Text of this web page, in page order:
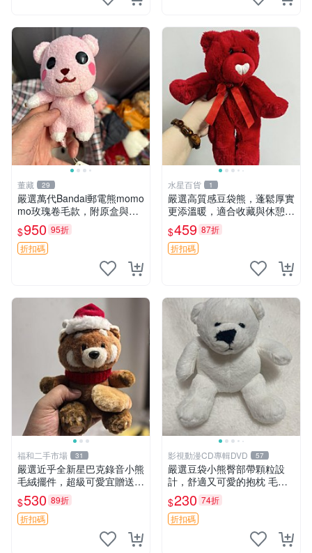
董藏 29
嚴選萬代Bandai郵電熊momo
mo玫瑰卷毛款，附原盒與吊
牌，粉嫩可愛入手即柔軟～
玫瑰卷毛 郵電熊 正品
$950 95折
折扣碼
水星百貨 1
嚴選高質感豆袋熊，蓬鬆厚實
更添溫暖，適合收藏與休憩。
前胸填充飽滿，背部亦具優雅
設計。 豆袋熊 保暖 溫柔 蓬
松
$459 87折
折扣碼
福和二手市場 31
嚴選近乎全新星巴克錄音小熊
毛絨擺件，超級可愛宜贈送掛
飾 錄音小熊 毛絨擺件 贈品
$530 89折
折扣碼
影視動漫CD專輯DVD 57
嚴選豆袋小熊臀部帶顆粒設
計，舒適又可愛的抱枕 毛絨
抱枕、臀部按摩、坐墊
$230 74折
折扣碼